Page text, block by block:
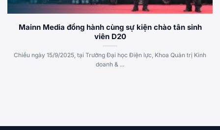
Mainn Media đồng hành cùng sự kiện chào tân sinh
viên D20
Chiều ngày 15/9/2025, tại Trường Đại học Điện lực, Khoa Quản trị Kinh
doanh & ...